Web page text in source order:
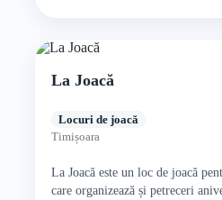
La Joacă
Locuri de joacă
Timișoara
La Joacă este un loc de joacă
care organizează și petreceri